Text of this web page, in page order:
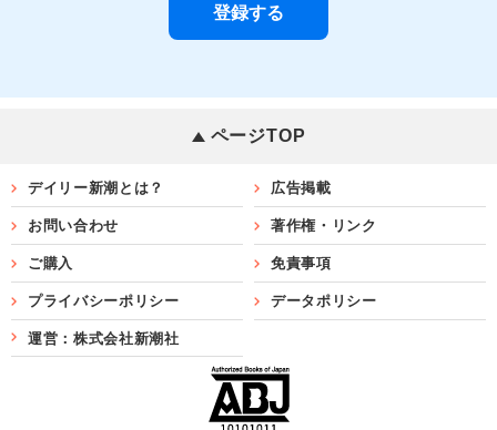
ページTOP
デイリー新潮とは？ 広告掲載
お問い合わせ 著作権・リンク
ご購入 免責事項
プライバシーポリシー データポリシー
運営：株式会社新潮社